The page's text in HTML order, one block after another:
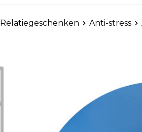
Relatiegeschenken Anti-stress